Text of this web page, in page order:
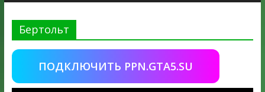
Бертольт
ПОДКЛЮЧИТЬ PPN.GTA5.SU